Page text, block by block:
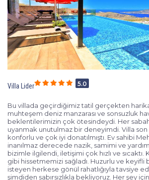
Villa Lider 5.0
Bu villada geçirdiğimiz tatil gerçekten
muhteşem deniz manzarası ve sonsuzluk
beklentilerimizin çok ötesindeydi. Her
uyanmak unutulmaz bir deneyimdi. Villa
konforlu ve çok iyi donatılmıştı. Ev sahibi
inanılmaz derecede nazik, samimi ve
bizimle ilgilendi, iletişimi çok hızlı ve
gibi hissetmemizi sağladı. Huzurlu ve
isteyen herkese gönül rahatlığıyla tavsiye
şimdiden sabırsızlıkla bekliyoruz. Her şey